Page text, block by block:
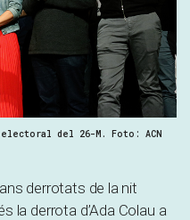
del 26-M. Foto: ACN
derrotats de la nit
la derrota d’Ada Colau a